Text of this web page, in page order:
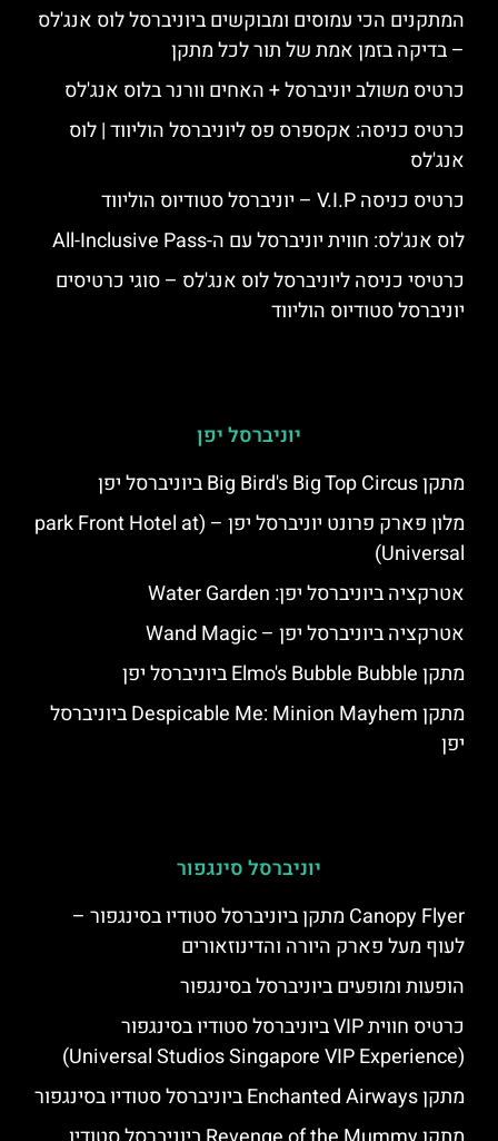
המתקנים הכי עמוסים ומבוקשים ביוניברסל לוס אנג'לס
– בדיקה בזמן אמת של תור לכל מתקן
כרטיס משולב יוניברסל + האחים וורנר בלוס אנג'לס
כרטיס כניסה: אקספרס פס ליוניברסל הוליווד | לוס
אנג'לס
כרטיס כניסה V.I.P – יוניברסל סטודיוס הוליווד
לוס אנג'לס: חווית יוניברסל עם ה-All-Inclusive Pass
כרטיסי כניסה ליוניברסל לוס אנג'לס – סוגי כרטיסים
יוניברסל סטודיוס הוליווד
יוניברסל יפן
מתקן Big Bird's Big Top Circus ביוניברסל יפן
מלון פארק פרונט יוניברסל יפן – (park Front Hotel at
Universal)
אטרקציה ביוניברסל יפן: Water Garden
אטרקציה ביוניברסל יפן – Wand Magic
מתקן Elmo's Bubble Bubble ביוניברסל יפן
מתקן Despicable Me: Minion Mayhem ביוניברסל
יפן
יוניברסל סינגפור
Canopy Flyer מתקן ביוניברסל סטודיו בסינגפור –
לעוף מעל פארק היורה והדינוזאורים
הופעות ומופעים ביוניברסל בסינגפור
כרטיס חווית VIP ביוניברסל סטודיו בסינגפור
(Universal Studios Singapore VIP Experience)
מתקן Enchanted Airways ביוניברסל סטודיו בסינגפור